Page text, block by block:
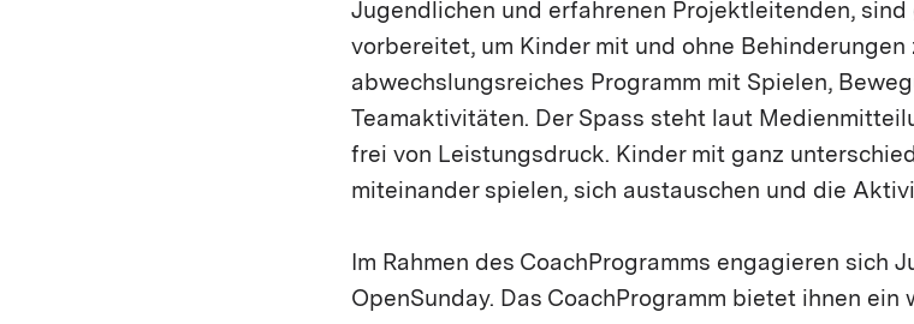
Jugendlichen und erfahrenen Projektleitenden,
vorbereitet, um Kinder mit und ohne
abwechslungsreiches Programm mit Spielen,
Teamaktivitäten. Der Spass steht laut
frei von Leistungsdruck. Kinder mit ganz
miteinander spielen, sich austauschen und die
Im Rahmen des CoachProgramms engagieren sich
OpenSunday. Das CoachProgramm bietet ihnen